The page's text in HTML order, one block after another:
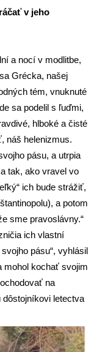
v jeho
a nocí v modlitbe,
Grécka, našej
tém, vnuknuté
sa podelil s ľuďmi,
hlboké a čisté
náš helenizmus.
pásu, a utrpia
tak, ako vravel vo
ich bude strážiť,
a potom
sme pravoslávny.“
ich vlastní
pásu“, vyhlásil
mohol kochať svojim
na
dôstojníkovi letectva